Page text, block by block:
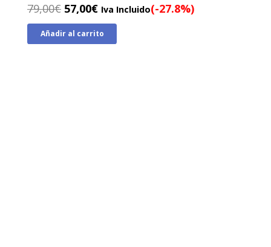
79,00€ El
precio
original
57,00€El
precio
actual
Iva Incluido(-27.8%)
Añadir al carrito